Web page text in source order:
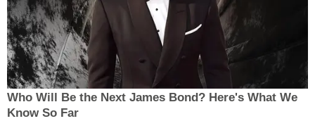
Who Will Be the Next James Bond? Here's What We
Know So Far